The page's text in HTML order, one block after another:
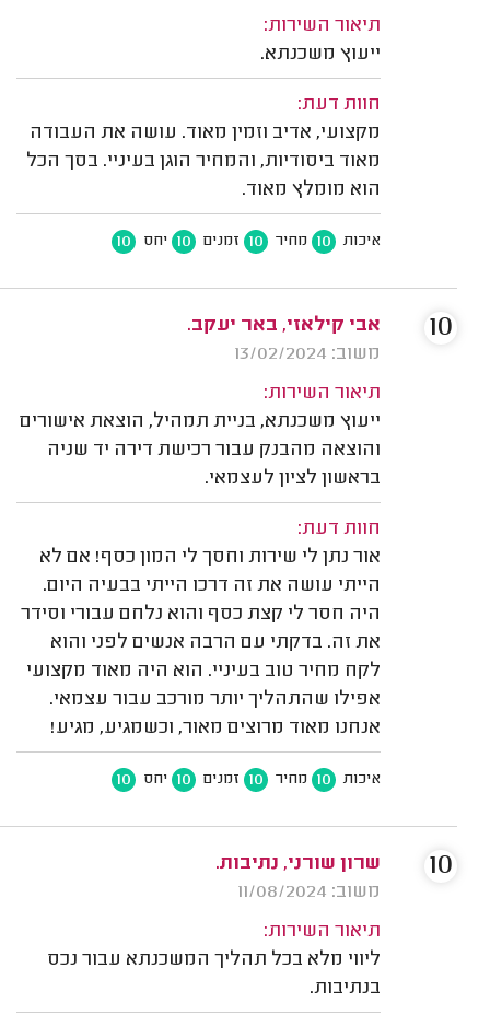
תיאור השירות:
ייעוץ משכנתא.
חוות דעת:
מקצועי, אדיב וזמין מאוד. עושה את העבודה
מאוד ביסודיות, והמחיר הוגן בעיניי. בסך הכל
הוא מומלץ מאוד.
איכות 10 מחיר 10 זמנים 10 יחס 10
אבי קילאזי, באר יעקב.
משוב: 13/02/2024
תיאור השירות:
ייעוץ משכנתא, בניית תמהיל, הוצאת אישורים
והוצאה מהבנק עבור רכישת דירה יד שניה
בראשון לציון לעצמאי.
חוות דעת:
אור נתן לי שירות וחסך לי המון כסף! אם לא
הייתי עושה את זה דרכו הייתי בבעיה היום.
היה חסר לי קצת כסף והוא נלחם עבורי וסידר
את זה. בדקתי עם הרבה אנשים לפני והוא
לקח מחיר טוב בעיניי. הוא היה מאוד מקצועי
אפילו שהתהליך יותר מורכב עבור עצמאי.
אנחנו מאוד מרוצים מאור, וכשמגיע, מגיע!
איכות 10 מחיר 10 זמנים 10 יחס 10
10
שרון שורני, נתיבות.
משוב: 11/08/2024
תיאור השירות:
ליווי מלא בכל תהליך המשכנתא עבור נכס
בנתיבות.
10